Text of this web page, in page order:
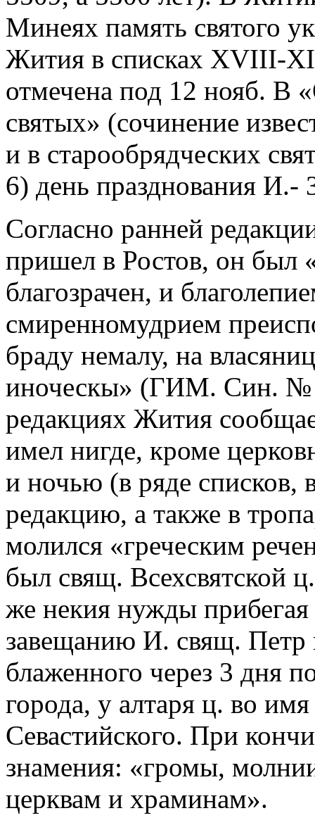
Минеях память святого
Жития в списках XVIII-
отмечена под 12 нояб. В
святых» (сочинение
и в старообрядческих
6) день празднования И.-
Согласно ранней
пришел в Ростов, он был
благозрачен, и
смиренномудрием
браду немалу, на
иноческы» (ГИМ. Син. №
редакциях Жития
имел нигде, кроме
и ночью (в ряде
редакцию, а также в
молился «греческим
был свящ. Всехсвятской
же некия нужды
завещанию И. свящ. Петр
блаженного через 3 дня
города, у алтаря ц. во
Севастийского. При
знамения: «громы,
церквам и храминам».